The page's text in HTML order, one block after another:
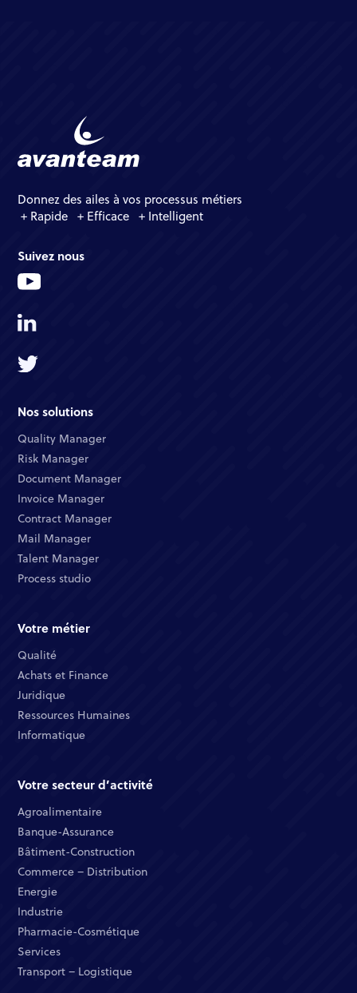
Donnez des ailes à vos processus métiers
+ Rapide + Efficace + Intelligent
Suivez nous
Nos solutions
Quality Manager​
Risk Manager​
Document Manager​
Invoice Manager​
Contract Manager​
Mail Manager​
Talent Manager​
Process studio
Votre métier
Qualité​
Achats et Finance ​
Juridique​​
Ressources Humaines​
Informatique ​
Votre secteur d’activité
Agroalimentaire
Banque-Assurance​
Bâtiment-Construction
Commerce – Distribution​
Energie​
Industrie​
Pharmacie-Cosmétique​
Services​
Transport – Logistique